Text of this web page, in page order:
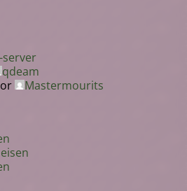
server
qdeam
Mastermourits